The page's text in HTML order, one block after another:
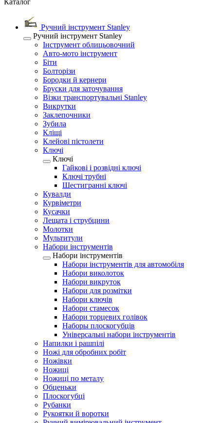
Каталог
Ручний інструмент Stanley
Ручний інструмент Stanley
Інструмент облицьовочний
Авто-мото інструмент
Біти
Болторізи
Бородки й кернери
Бруски для заточування
Візки транспортувальні Stanley
Викрутки
Заклепочники
Зубила
Кліщі
Клейові пістолети
Ключі
Ключі
Гайкові і розвідні ключі
Ключі трубні
Шестигранні ключі
Кувалди
Курвіметри
Кусачки
Лещата і струбцини
Молотки
Мультитули
Набори інструментів
Набори інструментів
Набори інструментів для автомобіля
Набори виколоток
Набори викруток
Набори для розмітки
Набори ключів
Набори стамесок
Набори торцевих голівок
Наборы плоскогубців
Універсальні набори інструментів
Напилки і рашпілі
Ножі для обробних робіт
Ножівки
Ножиці
Ножиці по металу
Обценьки
Плоскогубці
Рубанки
Рукоятки й воротки